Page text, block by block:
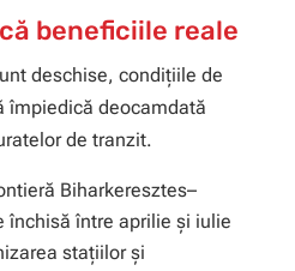
beneficiile reale
deschise, condițiile de
împiedică deocamdată
de tranzit.
Biharkeresztes–
închisă între aprilie și iulie
stațiilor și